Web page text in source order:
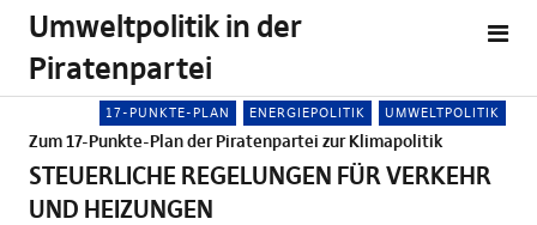
Umweltpolitik in der
Piratenpartei
17-PUNKTE-PLAN ENERGIEPOLITIK UMWELTPOLITIK
Zum 17-Punkte-Plan der Piratenpartei zur Klimapolitik
STEUERLICHE REGELUNGEN FÜR VERKEHR
UND HEIZUNGEN